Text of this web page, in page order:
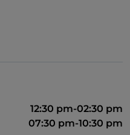
12:30 pm-02:30 pm
07:30 pm-10:30 pm